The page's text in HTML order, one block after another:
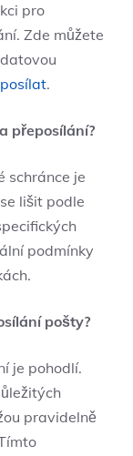
pro
Zde můžete
.
přeposílání?
schránce je
lišit podle
podmínky
pošty?
je pohodlí.
pravidelně